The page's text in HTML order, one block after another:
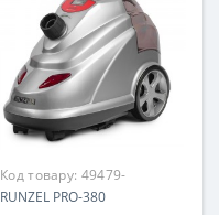
Код товару: 49479-
RUNZEL PRO-380